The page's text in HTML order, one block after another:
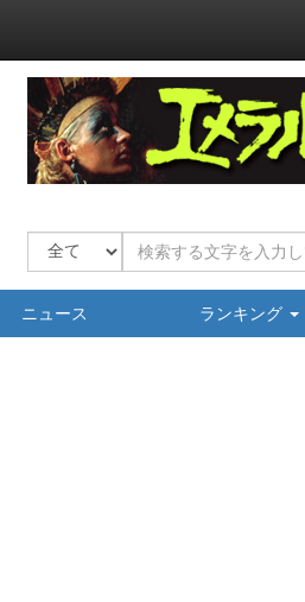
ニュース ランキング